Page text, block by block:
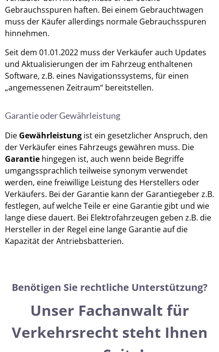
Gebrauchsspuren haften. Bei einem Gebrauchtwagen
muss der Käufer allerdings normale Gebrauchsspuren
hinnehmen.
Seit dem 01.01.2022 muss der Verkäufer auch Updates
und Aktualisierungen der im Fahrzeug enthaltenen
Software, z.B. eines Navigationssystems, für einen
„angemessenen Zeitraum“ bereitstellen.
Garantie oder Gewährleistung
Die Gewährleistung ist ein gesetzlicher Anspruch, den
der Verkäufer eines Fahrzeugs gewähren muss. Die
Garantie hingegen ist, auch wenn beide Begriffe
umgangssprachlich teilweise synonym verwendet
werden, eine freiwillige Leistung des Herstellers oder
Verkäufers. Bei der Garantie kann der Garantiegeber z.B.
festlegen, auf welche Teile er eine Garantie gibt und wie
lange diese dauert. Bei Elektrofahrzeugen geben z.B. die
Hersteller in der Regel eine lange Garantie auf die
Kapazität der Antriebsbatterien.
Benötigen Sie rechtliche Unterstützung?
Unser Fachanwalt für
Verkehrsrecht steht Ihnen